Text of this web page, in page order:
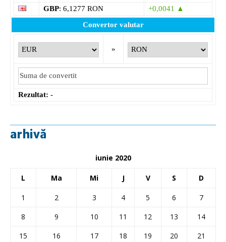
GBP: 6,1277 RON
+0,0041 ▲
Convertor valutar
»
Rezultat: -
arhivă
iunie 2020
L Ma Mi J V S D
1 2 3 4 5 6
7
8
9 10 11 12 13
14
15
16 17 18 19 20
21